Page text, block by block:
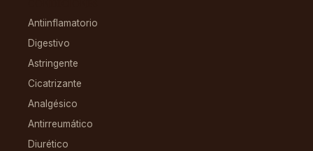
Antiinflamatorio
Digestivo
Astringente
Cicatrizante
Analgésico
Antirreumático
Diurético